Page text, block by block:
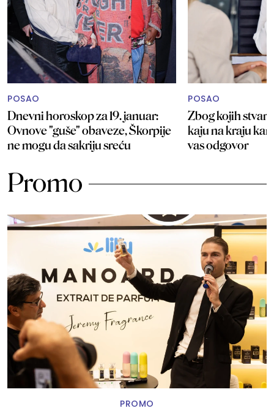
POSAO
Dnevni horoskop za 19. januar:
Ovnove "guše" obaveze, Škorpije
ne mogu da sakriju sreću
POSAO
Zbog kojih stvari
kaju na kraju
vas odgovor
Promo
PROMO